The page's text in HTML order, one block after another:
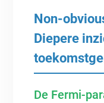
Non-
Diepere
De Fermi-